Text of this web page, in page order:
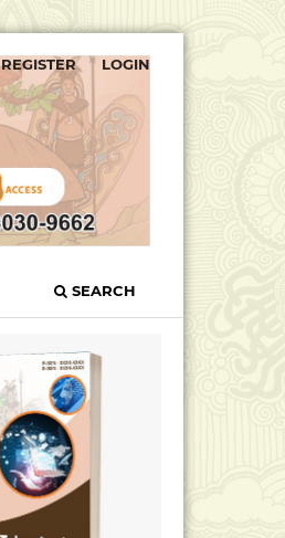
SEARCH
REGISTER LOGIN